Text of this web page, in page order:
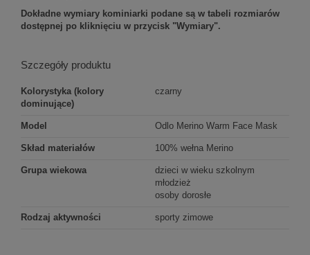
Dokładne wymiary kominiarki podane są w tabeli rozmiarów
dostępnej po kliknięciu w przycisk "Wymiary".
Szczegóły produktu
Kolorystyka (kolory
dominujące)
czarny
Model Odlo Merino Warm Face Mask
Skład materiałów 100% wełna Merino
Grupa wiekowa
dzieci w wieku szkolnym
młodzież
osoby dorosłe
Rodzaj aktywności sporty zimowe